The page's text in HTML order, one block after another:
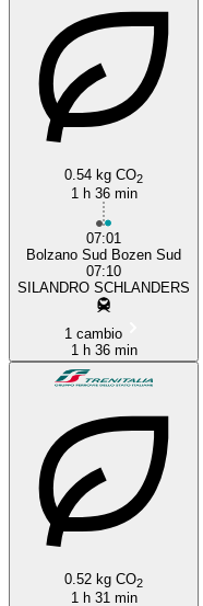
0.54 kg CO2
1 h 36 min
07:01
Bolzano Sud Bozen Sud
07:10
SILANDRO SCHLANDERS
1 cambio
1 h 36 min
0.52 kg CO2
1 h 31 min